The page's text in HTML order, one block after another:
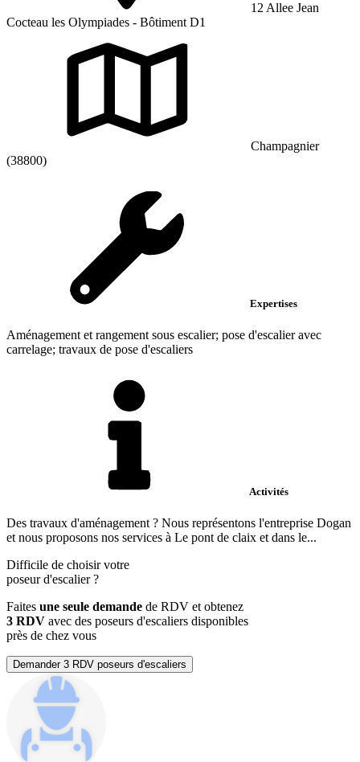
12 Allee Jean
Cocteau les Olympiades - Bôtiment D1
Champagnier
(38800)
Expertises
Aménagement et rangement sous escalier; pose d'escalier avec
carrelage; travaux de pose d'escaliers
Activités
Des travaux d'aménagement ? Nous représentons l'entreprise Dogan
et nous proposons nos services à Le pont de claix et dans le...
Difficile de choisir votre
poseur d'escalier?
Faites une seule demande de RDV et obtenez
3 RDV avec des poseurs d'escaliers disponibles
près de chez vous
Demander 3 RDV poseurs d'escaliers